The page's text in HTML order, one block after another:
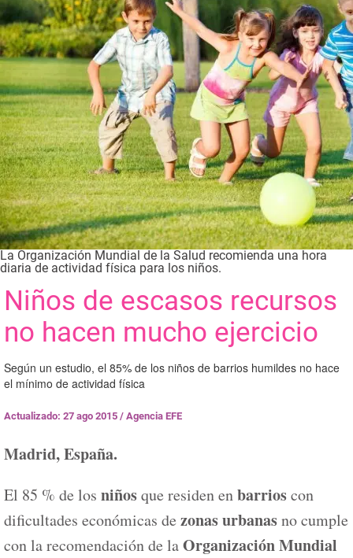
La Organización Mundial de la Salud recomienda una hora
diaria de actividad física para los niños.
Niños de escasos recursos
no hacen mucho ejercicio
Según un estudio, el 85% de los niños de barrios humildes no hace
el mínimo de actividad física
Actualizado: 27 ago 2015 / Agencia EFE
Madrid, España.
El 85 % de los niñosque residen enbarrioscon
dificultades económicas de zonas urbanasno cumple
con la recomendación de laOrganización Mundial